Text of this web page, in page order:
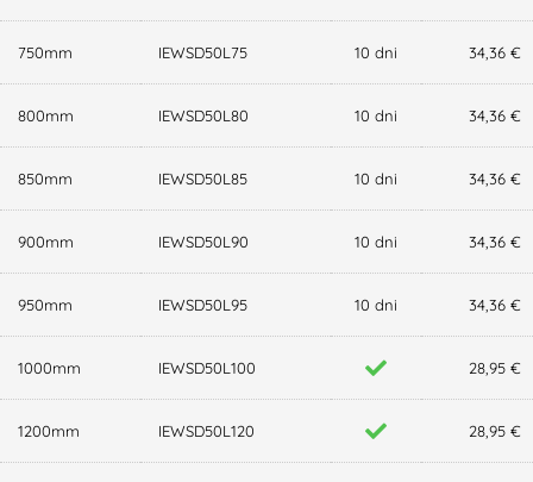
750mm IEWSD50L75 10 dni 34,36 €
800mm IEWSD50L80 10 dni 34,36 €
850mm IEWSD50L85 10 dni 34,36 €
900mm IEWSD50L90 10 dni 34,36 €
950mm IEWSD50L95 10 dni 34,36 €
1000mm IEWSD50L100 28,95 €
1200mm IEWSD50L120 28,95 €